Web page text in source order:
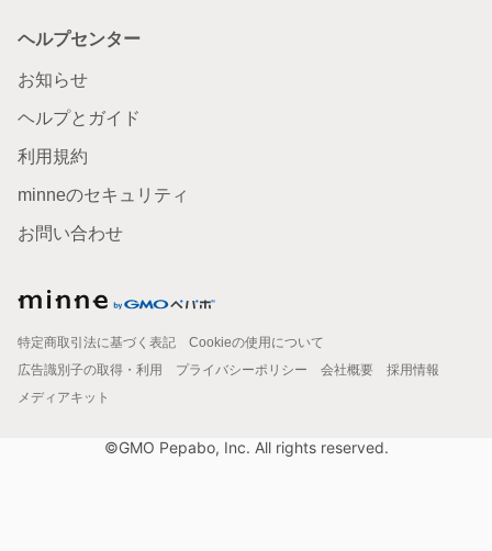
ヘルプセンター
お知らせ
ヘルプとガイド
利用規約
minneのセキュリティ
お問い合わせ
特定商取引法に基づく表記
Cookieの使用について
広告識別子の取得・利用
プライバシーポリシー 会社概要
採用情報
メディアキット
©GMO Pepabo, Inc. All rights reserved.